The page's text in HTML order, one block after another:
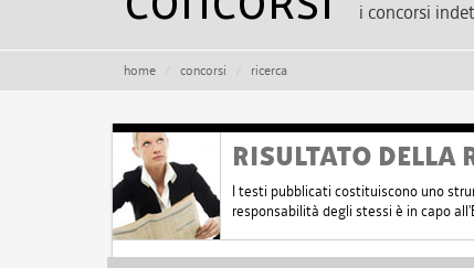
i concorsi
home concorsi ricerca
RISULTATO DELLA
I testi pubblicati costituiscono uno
responsabilità degli stessi è in capo